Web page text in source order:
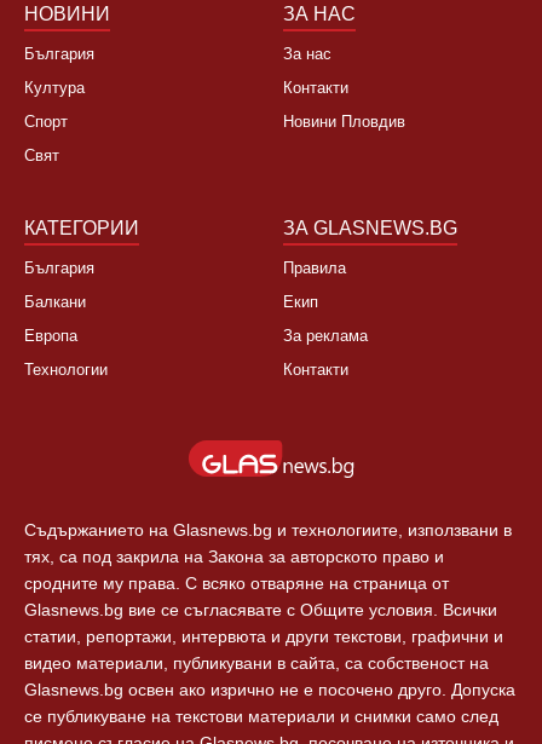
НОВИНИ
България
Култура
Спорт
Свят
ЗА НАС
За нас
Контакти
Новини Пловдив
КАТЕГОРИИ
България
Балкани
Европа
Технологии
ЗА GLASNEWS.BG
Правила
Екип
За реклама
Контакти
Съдържанието на Glasnews.bg и технологиите, използвани в
тях, са под закрила на Закона за авторското право и
сродните му права. С всяко отваряне на страница от
Glasnews.bg вие се съгласявате с Общите условия. Всички
статии, репортажи, интервюта и други текстови, графични и
видео материали, публикувани в сайта, са собственост на
Glasnews.bg освен ако изрично не е посочено друго. Допуска
се публикуване на текстови материали и снимки само след